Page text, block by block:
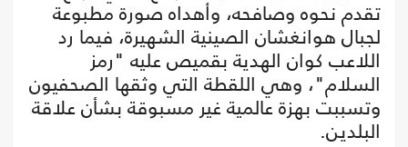
تقدم نحوه وصافحه، وأهداه صورة مطبوعة
لجبال هوانغشان الصينية الشهيرة، فيما رد
اللاعب كوان الهدية بقميص عليه "رمز
السلام"، وهي اللقطة التي وثقها الصحفيون
وتسببت بهزة عالمية غير مسبوقة بشأن علاقة
البلدين.